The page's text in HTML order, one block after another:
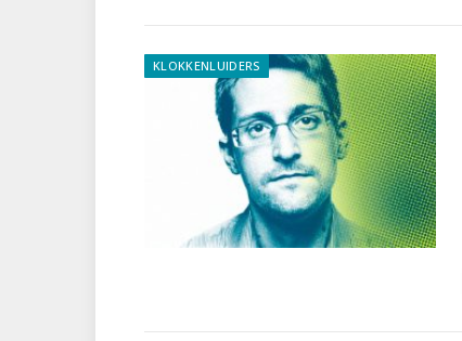
KLOKKENLUIDERS